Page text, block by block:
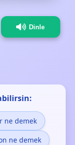
Dinle
ne demek
ne demek